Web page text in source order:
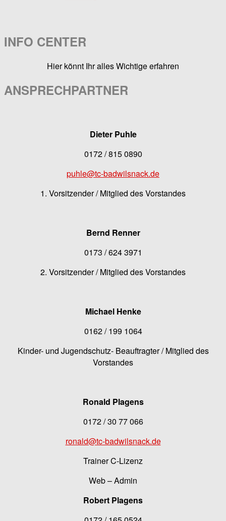
INFO CENTER
Hier könnt Ihr alles Wichtige erfahren
ANSPRECHPARTNER
Dieter Puhle
0172 / 815 0890
puhle@tc-badwilsnack.de
1. Vorsitzender / Mitglied des Vorstandes
Bernd Renner
0173 / 624 3971
2. Vorsitzender / Mitglied des Vorstandes
Michael Henke
0162 / 199 1064
Kinder- und Jugendschutz- Beauftragter / Mitglied des
Vorstandes
Ronald Plagens
0172 / 30 77 066
ronald@tc-badwilsnack.de
Trainer C-Lizenz
Web – Admin
Robert Plagens